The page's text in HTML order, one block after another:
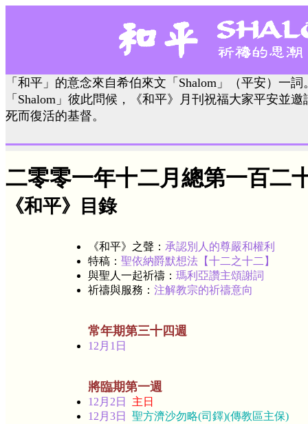
「和平」的意念來自希伯來文「Shalom」（平安）一
「Shalom」彼此問候，《和平》月刊祝福大家平安並
死而復活的基督。
二零零一年十二月總第一百二
《和平》目錄
《和平》之聲： 承認別人的尊嚴和權利
特稿： 聖依納爵默想法【十二之十二】
與聖人一起祈禱： 瑪利亞讚主頌謝詞
祈禱與服務： 注解教宗的祈禱意向
常年期第三十四週
12月1日
將臨期第一週
12月2日 主日
12月3日 聖方濟沙勿略(司鐸)(傳教區主保)